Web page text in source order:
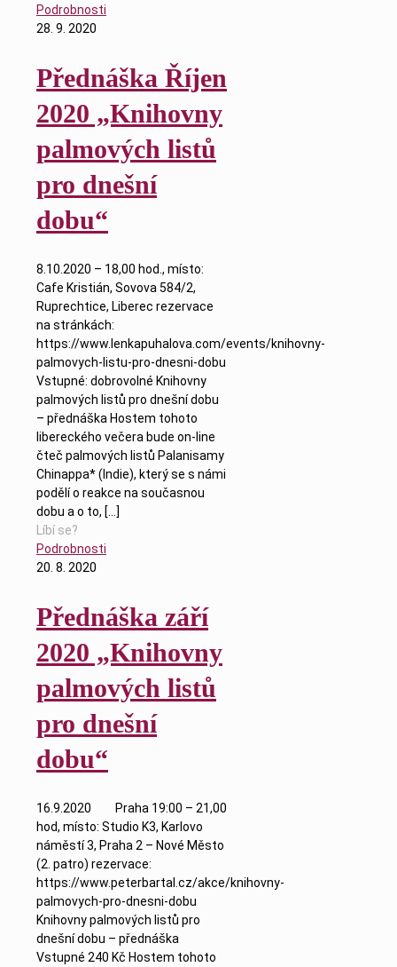
Podrobnosti
28. 9. 2020
Přednáška Říjen
2020 „Knihovny
palmových listů
pro dnešní
dobu“
8.10.2020 – 18,00 hod., místo:
Cafe Kristián, Sovova 584/2,
Ruprechtice, Liberec rezervace
na stránkách:
https://www.lenkapuhalova.com/events/knihovny-
palmovych-listu-pro-dnesni-dobu
Vstupné: dobrovolné Knihovny
palmových listů pro dnešní dobu
– přednáška Hostem tohoto
libereckého večera bude on-line
čteč palmových listů Palanisamy
Chinappa* (Indie), který se s námi
podělí o reakce na současnou
dobu a o to, […]
Líbí se?
Podrobnosti
20. 8. 2020
Přednáška září
2020 „Knihovny
palmových listů
pro dnešní
dobu“
16.9.2020 Praha 19:00 – 21,00
hod, místo: Studio K3, Karlovo
náměstí 3, Praha 2 – Nové Město
(2. patro) rezervace:
https://www.peterbartal.cz/akce/knihovny-
palmovych-pro-dnesni-dobu
Knihovny palmových listů pro
dnešní dobu – přednáška
Vstupné 240 Kč Hostem tohoto